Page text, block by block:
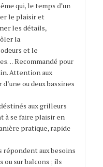
qui, le temps d’un
le plaisir et
les détails,
la
et le
Recommandé pour
Attention aux
ou deux bassines
aux grilleurs
à se faire plaisir en
pratique, rapide
répondent aux besoins
ou sur balcons ; ils